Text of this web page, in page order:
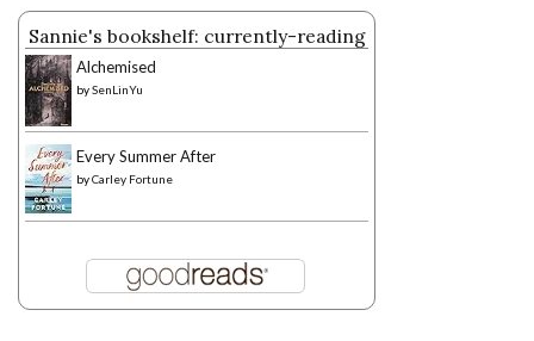
Sannie's bookshelf: currently-reading
Alchemised
bySenLinYu
Every Summer After
byCarley Fortune